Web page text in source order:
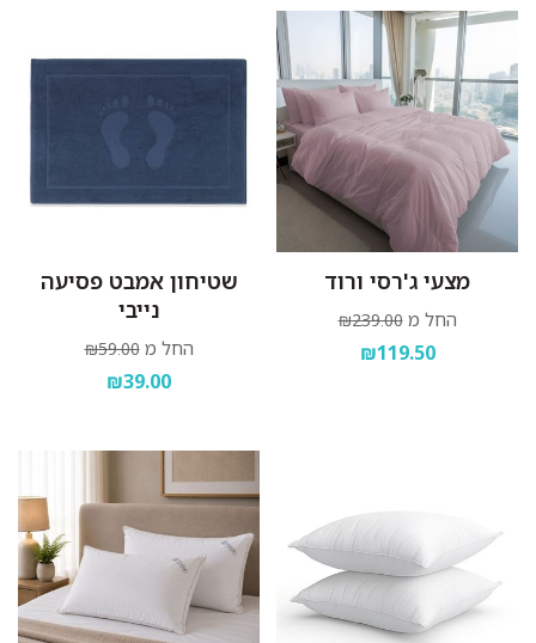
מצעי ג'רסי ורוד
החל מ ₪239.00
₪119.50
שטיחון אמבט פסיעה
נייבי
החל מ ₪59.00
₪39.00